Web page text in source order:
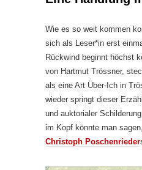
Wie es so weit kommen
sich als Leser*in erst
Rückwind beginnt höchst
von Hartmut Trössner,
als eine Art Über-Ich in
wieder springt dieser
und auktorialer
im Kopf könnte man
Christoph Poschenrieder